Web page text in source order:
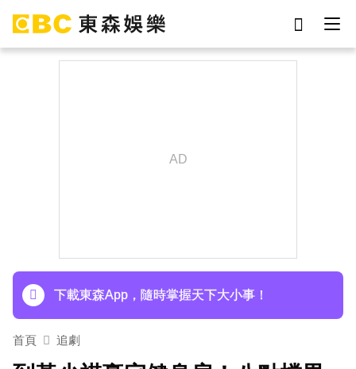
下載東森App，隨時掌握天下大小事！
首頁 追劇